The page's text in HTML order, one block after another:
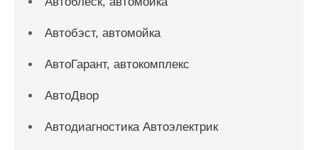
Автобэст, автомойка
АвтоГарант, автокомплекс
АвтоДвор
Автодиагностика Автоэлектрик